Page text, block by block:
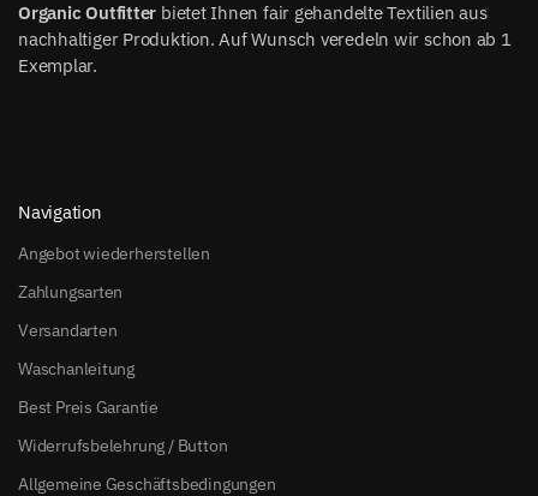
Organic Outfitter bietet Ihnen fair gehandelte Textilien aus
nachhaltiger Produktion. Auf Wunsch veredeln wir schon ab 1
Exemplar.
Navigation
Angebot wiederherstellen
Zahlungsarten
Versandarten
Waschanleitung
Best Preis Garantie
Widerrufsbelehrung / Button
Allgemeine Geschäftsbedingungen